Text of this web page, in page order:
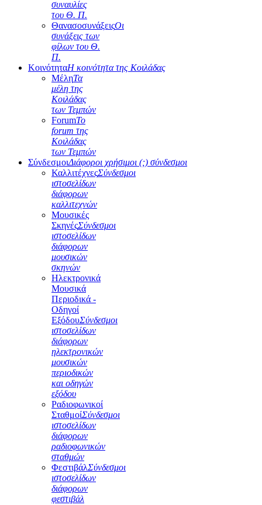
συναυλίες
του Θ. Π.
ΘανασοσυνάξειςΟι
συνάξεις των
φίλων του Θ.
Π.
ΚοινότηταΗ κοινότητα της Κοιλάδας
ΜέληΤα
μέλη της
Κοιλάδας
των Τεμπών
ForumΤο
forum της
Κοιλάδας
των Τεμπών
ΣύνδεσμοιΔιάφοροι χρήσιμοι (;) σύνδεσμοι
ΚαλλιτέχνεςΣύνδεσμοι
ιστοσελίδων
διάφορων
καλλιτεχνών
Μουσικές
ΣκηνέςΣύνδεσμοι
ιστοσελίδων
διάφορων
μουσικών
σκηνών
Ηλεκτρονικά
Μουσικά
Περιοδικά -
Οδηγοί
ΕξόδουΣύνδεσμοι
ιστοσελίδων
διάφορων
ηλεκτρονικών
μουσικών
περιοδικών
και οδηγών
εξόδου
Ραδιοφωνικοί
ΣταθμοίΣύνδεσμοι
ιστοσελίδων
διάφορων
ραδιοφωνικών
σταθμών
ΦεστιβάλΣύνδεσμοι
ιστοσελίδων
διάφορων
φεστιβάλ